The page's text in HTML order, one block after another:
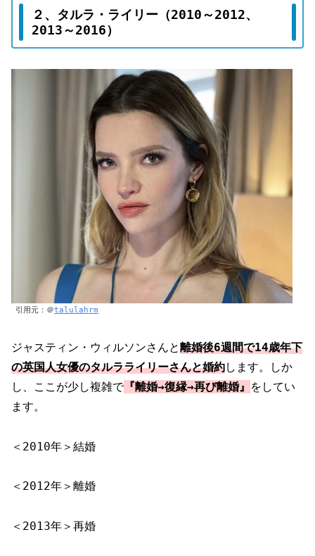
２、タルラ・ライリー（2010～2012、
2013～2016）
引用元：＠talulahrm
ジャスティン・ウィルソンさんと離婚後6週間で14歳年下
の英国人女優のタルラライリーさんと婚約します。しか
し、ここが少し複雑で 『離婚→復縁→再び離婚』 をしてい
ます。
＜2010年＞結婚
＜2012年＞離婚
＜2013年＞再婚